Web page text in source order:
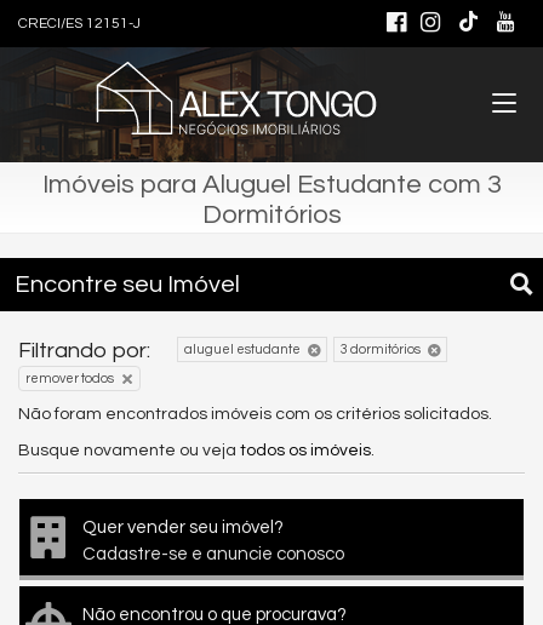
CRECI/ES 12151-J
Imóveis para Aluguel Estudante com 3
Dormitórios
Encontre seu Imóvel
Filtrando por: aluguel estudante 3 dormitórios
remover todos
Não foram encontrados imóveis com os critérios solicitados.
Busque novamente ou veja todos os imóveis.
Quer vender seu imóvel?
Cadastre-se e anuncie conosco
Não encontrou o que procurava?